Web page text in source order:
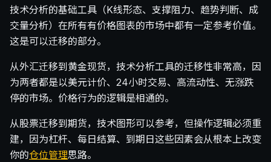
技术分析的基础工具（K线形态、支撑阻力、趋势判断、成
交量分析）在所有有价格图表的市场中都有一定参考价值。
这是可以迁移的部分。
从外汇迁移到黄金现货，技术分析工具的迁移性非常高，因
为两者都是以美元计价、24小时交易、高流动性、无涨跌
停的市场。价格行为的逻辑是相通的。
从股票迁移到期货，技术图形可以参考，但操作逻辑必须重
建，因为杠杆、每日结算、到期日这些因素会从根本上改变
你的仓位管理思路。